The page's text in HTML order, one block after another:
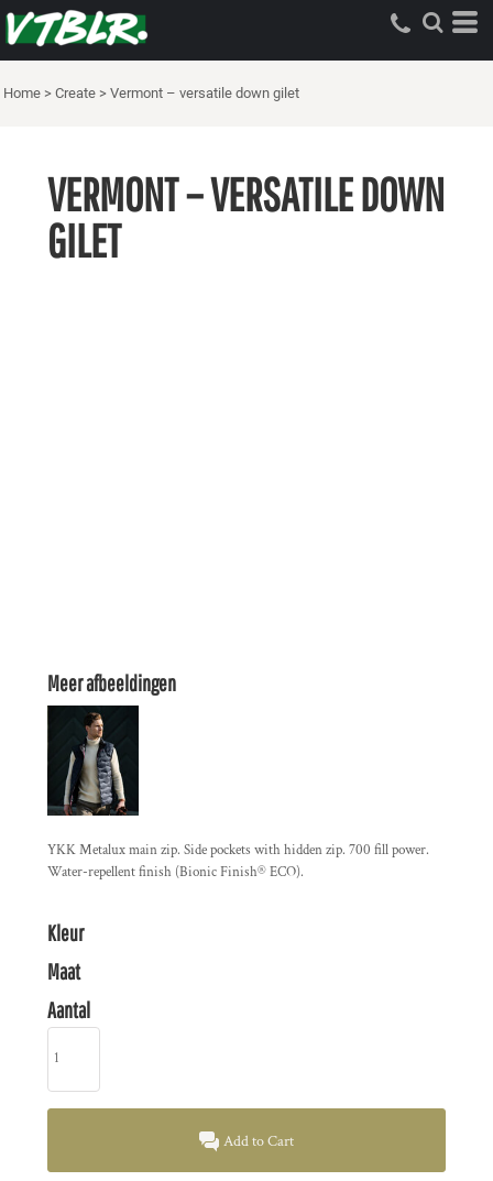
Home > Create > Vermont – versatile down gilet
VERMONT – VERSATILE DOWN
GILET
Meer afbeeldingen
YKK Metalux main zip. Side pockets with hidden zip. 700 fill power.
Water-repellent finish (Bionic Finish® ECO).
Kleur
Maat
Aantal
Add to Cart